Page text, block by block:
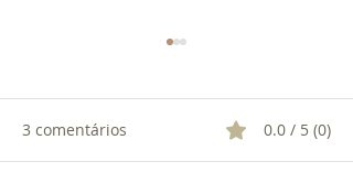
3 comentários 0.0 / 5 (0)